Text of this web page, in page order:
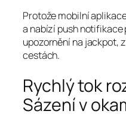
Protože mobilní
a nabízí push
upozornění na jackpot,
cestách.
Rychlý tok
Sázení v